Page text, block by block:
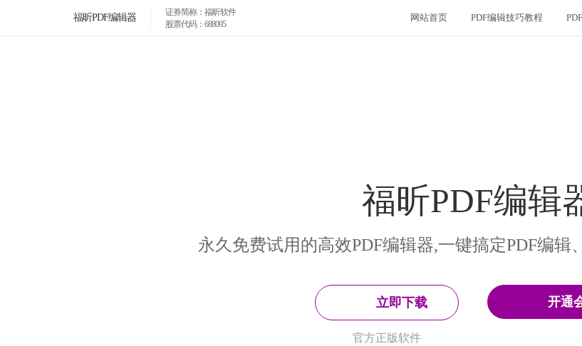
福昕PDF编辑器
证券简称：福昕软件
股票代码：688095
网站首页 PDF编辑技巧教程
福昕PDF编辑
永久免费试用的高效PDF编辑器,一键搞定PDF编辑
立即下载
官方正版软件
开通